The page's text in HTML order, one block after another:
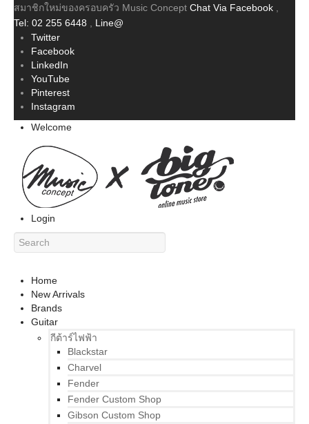
สมาชิกใหม่ของครอบครัว Music Concept Chat Via Facebook
Tel: 02 255 6448
Line@
Twitter
Facebook
LinkedIn
YouTube
Pinterest
Instagram
Welcome
Login
Home
New Arrivals
Brands
Guitar
กีต้าร์ไฟฟ้า
Blackstar
Charvel
Fender
Fender Custom Shop
Gibson Custom Shop